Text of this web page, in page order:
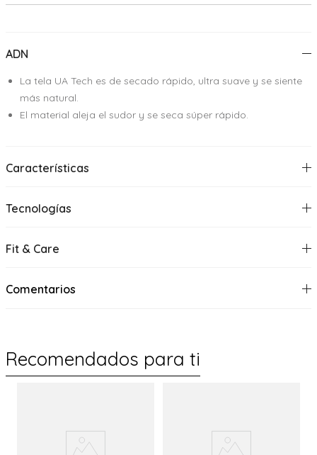
ADN
La tela UA Tech es de secado rápido, ultra suave y se siente
más natural.
El material aleja el sudor y se seca súper rápido.
Características
Tecnologías
Fit & Care
Comentarios
Recomendados para ti